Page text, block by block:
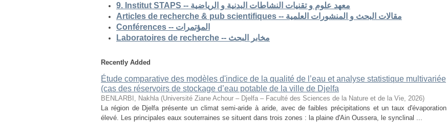
9. Institut STAPS -- معهد علوم و تقنيات النشاطات البدنية و الرياضية
Articles de recherche & pub scientifiques -- مقالات البحث و المنشورات العلمية
Conférences -- المؤتمرات
Laboratoires de recherche -- مخابر البحث
Recently Added
Étude comparative des modèles d'indice de la qualité de l’eau et analyse statistique multivariée
(cas des réservoirs de stockage d’eau potable de la ville de Djelfa
BENLARBI, Nakhla (Université Ziane Achour – Djelfa – Faculté des Sciences de la Nature et de la Vie, 2026)
La région de Djelfa présente un climat semi-aride à aride, avec de faibles précipitations et un taux d'évaporation
élevé. Les principales eaux souterraines se situent dans trois zones : la plaine d'Ain Oussera, le synclinal ...